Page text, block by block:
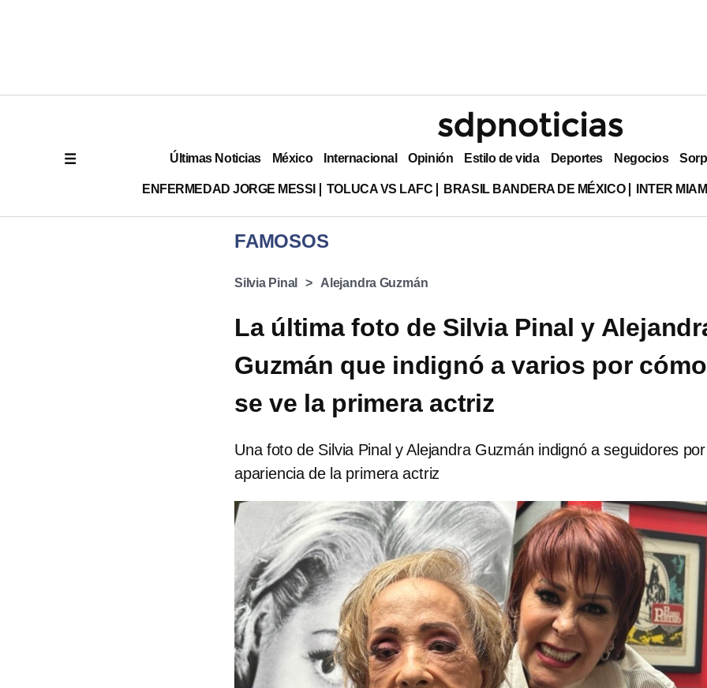
Últimas Noticias México Internacional Opinión Estilo de vida Deportes Negocios
ENFERMEDAD JORGE MESSI TOLUCA VS LAFC BRASIL BANDERA DE MÉXICO INTER
FAMOSOS
Silvia Pinal Alejandra Guzmán
La última foto de Silvia Pinal y
Guzmán que indignó a varios por cómo
se ve la primera actriz
Una foto de Silvia Pinal y Alejandra Guzmán indignó a seguidores
apariencia de la primera actriz